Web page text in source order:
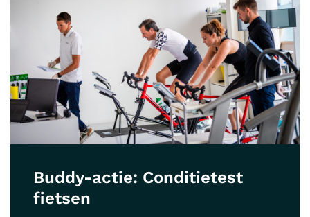
Buddy-actie: Conditietest
fietsen